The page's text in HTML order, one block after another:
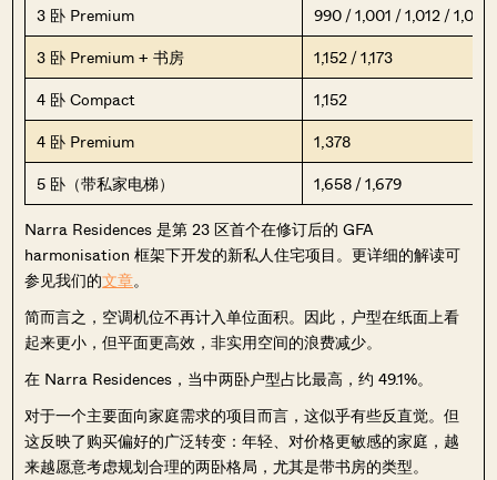
3 卧 Premium
990 / 1,001 / 1,012 / 1,023
3 卧 Premium + 书房
1,152 / 1,173
4 卧 Compact
1,152
4 卧 Premium
1,378
5 卧（带私家电梯）
1,658 / 1,679
Narra Residences 是第 23 区首个在修订后的 GFA
harmonisation 框架下开发的新私人住宅项目。更详细的解读可
参见我们的文章。
简而言之，空调机位不再计入单位面积。因此，户型在纸面上看
起来更小，但平面更高效，非实用空间的浪费减少。
在 Narra Residences，当中两卧户型占比最高，约 49.1%。
对于一个主要面向家庭需求的项目而言，这似乎有些反直觉。但
这反映了购买偏好的广泛转变：年轻、对价格更敏感的家庭，越
来越愿意考虑规划合理的两卧格局，尤其是带书房的类型。